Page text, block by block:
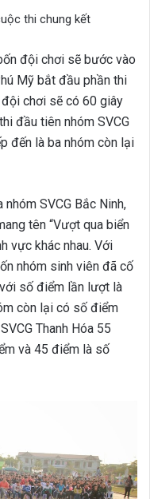
thi chung kết
đội chơi sẽ bước vào
Mỹ bắt đầu phần thi
đội chơi sẽ có 60 giây
đầu tiên nhóm SVCG
đến là ba nhóm còn lại
SVCG Bắc Ninh,
tên “Vượt qua biển
vực khác nhau. Với
nhóm sinh viên đã cố
số điểm lần lượt là
còn lại có số điểm
Thanh Hóa 55
và 45 điểm là số